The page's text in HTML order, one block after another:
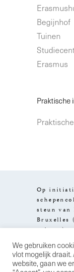
Begijnhof
Tuinen
Erasmus
Praktische
Op
steun van
Bruxelles
culture),
het
Design
informatie
We gebruiken
vlot mogelijk
website, gaan we